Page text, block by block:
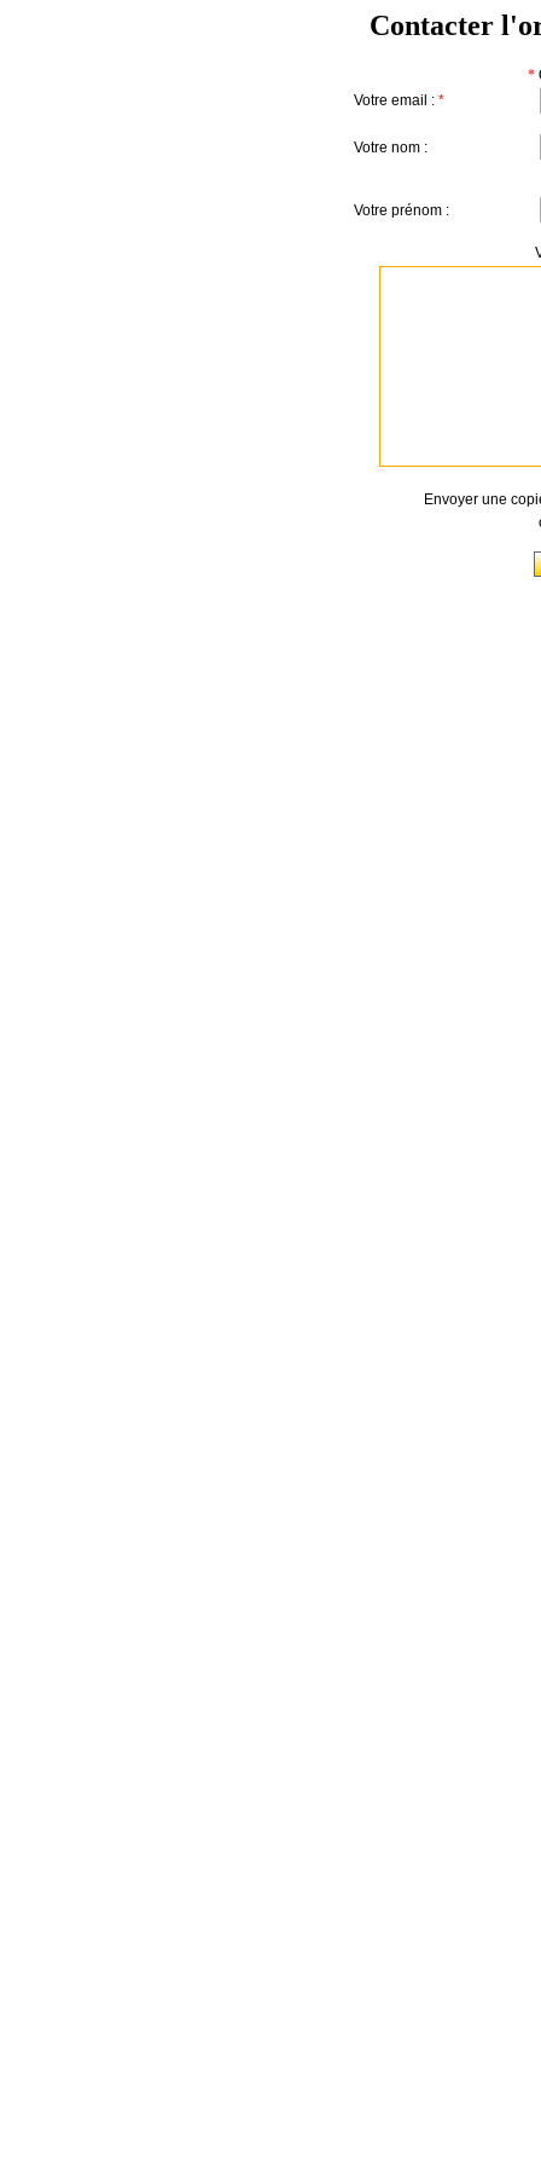
Contacter
*
Votre email : *
Votre nom :
Votre prénom :
Envoyer une